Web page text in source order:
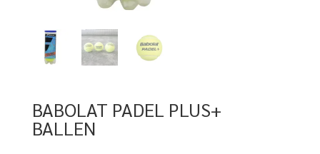
BABOLAT PADEL PLUS+
BALLEN